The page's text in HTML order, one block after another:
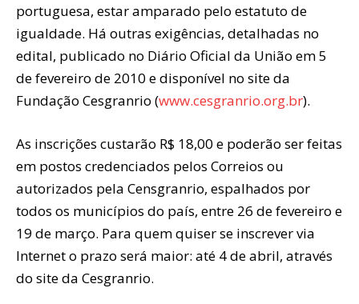
portuguesa, estar amparado pelo estatuto de
igualdade. Há outras exigências, detalhadas no
edital, publicado no Diário Oficial da União em 5
de fevereiro de 2010 e disponível no site da
Fundação Cesgranrio (www.cesgranrio.org.br).
As inscrições custarão R$ 18,00 e poderão ser feitas
em postos credenciados pelos Correios ou
autorizados pela Censgranrio, espalhados por
todos os municípios do país, entre 26 de fevereiro e
19 de março. Para quem quiser se inscrever via
Internet o prazo será maior: até 4 de abril, através
do site da Cesgranrio.